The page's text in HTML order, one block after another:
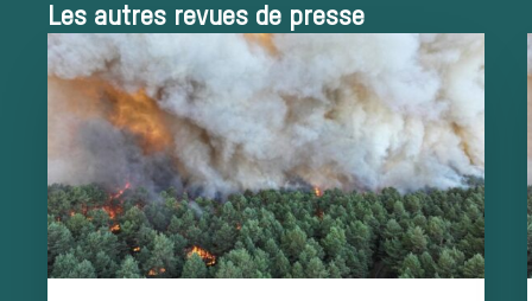
Équipages
La trompe de
chasse
Les autres revues de presse